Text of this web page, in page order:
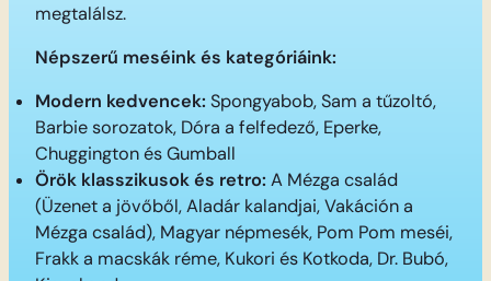
megtalálsz.
Népszerű meséink és kategóriáink:
Modern kedvencek: Spongyabob, Sam a tűzoltó,
Barbie sorozatok, Dóra a felfedező, Eperke,
Chuggington és Gumball
Örök klasszikusok és retro: A Mézga család
(Üzenet a jövőből, Aladár kalandjai, Vakáción a
Mézga család), Magyar népmesék, Pom Pom meséi,
Frakk a macskák réme, Kukori és Kotkoda, Dr. Bubó,